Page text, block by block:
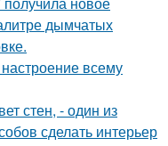
дымчатых
всему
стен, - один из
сделать интерьер